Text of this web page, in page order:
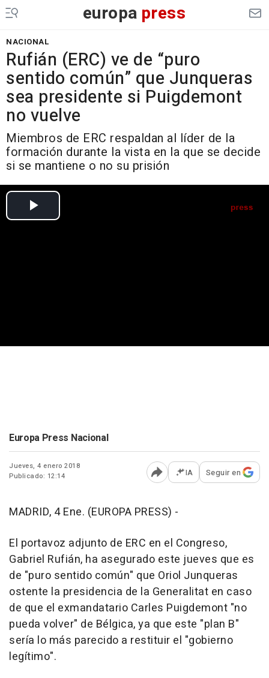
europa press
NACIONAL
Rufián (ERC) ve de “puro
sentido común” que Junqueras
sea presidente si Puigdemont
no vuelve
Miembros de ERC respaldan al líder de la
formación durante la vista en la que se decide
si se mantiene o no su prisión
Europa Press Nacional
Jueves, 4 enero 2018
Publicado: 12:14
Abrir opciones para
IA Seguir en
MADRID, 4 Ene. (EUROPA PRESS) -
El portavoz adjunto de ERC en el Congreso,
Gabriel Rufián, ha asegurado este jueves que es
de "puro sentido común" que Oriol Junqueras
ostente la presidencia de la Generalitat en caso
de que el exmandatario Carles Puigdemont "no
pueda volver" de Bélgica, ya que este "plan B"
sería lo más parecido a restituir el "gobierno
legítimo".